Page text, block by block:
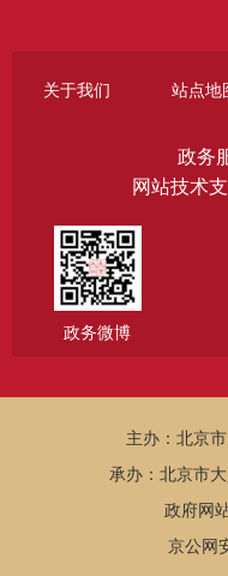
关于我们 站点地
政务
网站技术
政务微博
主办：北京
承办：北京市
政府网
京公网